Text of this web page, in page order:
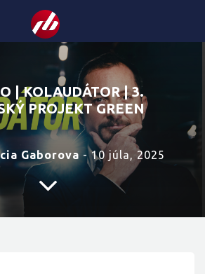
| KOLAUDÁTOR | 3.
PROJEKT GREEN
Gaborova- 10 júla, 2025